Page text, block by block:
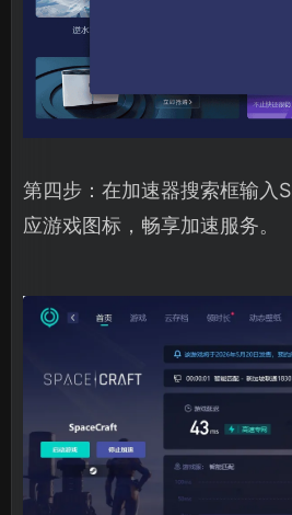
第四步：在加速器搜索框输入
应游戏图标，畅享加速服务。